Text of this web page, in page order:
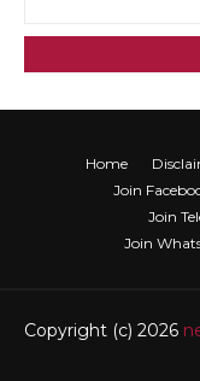
Home
Join
Join
Join
Copyright (c) 2026